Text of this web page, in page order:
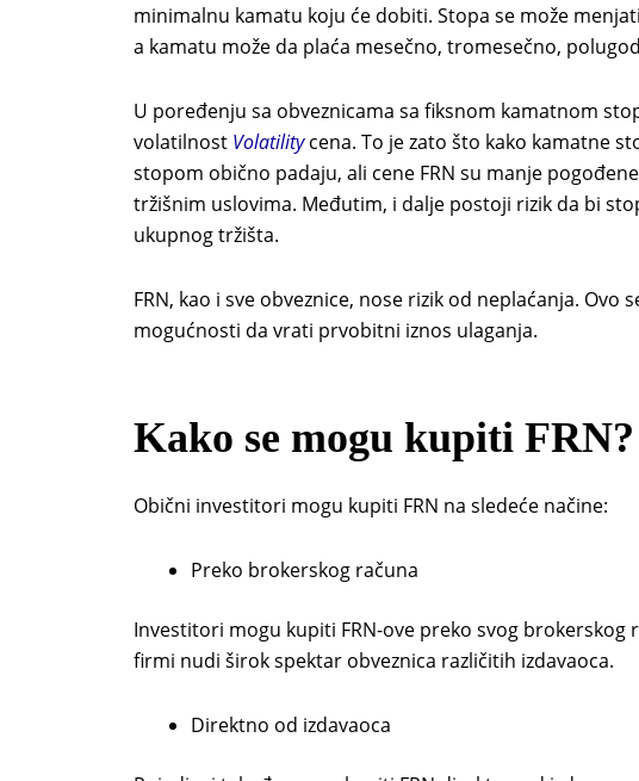
minimalnu kamatu koju će dobiti. Stopa se može
a kamatu može da plaća mesečno, tromesečno,
U poređenju sa obveznicama sa fiksnom kamatnom
volatilnost Volatility cena. To je zato što kako kamatne
stopom obično padaju, ali cene FRN su manje
tržišnim uslovima. Međutim, i dalje postoji rizik da bi
ukupnog tržišta.
FRN, kao i sve obveznice, nose rizik od neplaćanja. Ovo
mogućnosti da vrati prvobitni iznos ulaganja.
Kako se mogu kupiti FRN?
Obični investitori mogu kupiti FRN na sledeće načine:
Preko brokerskog računa
Investitori mogu kupiti FRN-ove preko svog brokerskog
firmi nudi širok spektar obveznica različitih izdavaoca.
Direktno od izdavaoca